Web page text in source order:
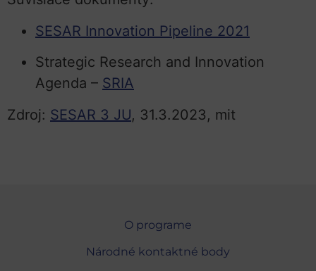
SESAR Innovation Pipeline 2021
Strategic Research and Innovation
Agenda – SRIA
Zdroj: SESAR 3 JU, 31.3.2023, mit
O programe
Národné kontaktné body